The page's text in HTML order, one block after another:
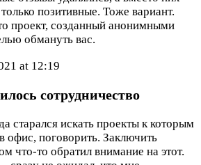
позитивные. Тоже вариант.
проект, созданный анонимными
обмануть вас.
at 12:19
сотрудничество
старался искать проекты к которым
офис, поговорить. Заключить
что-то обратил внимание на этот.